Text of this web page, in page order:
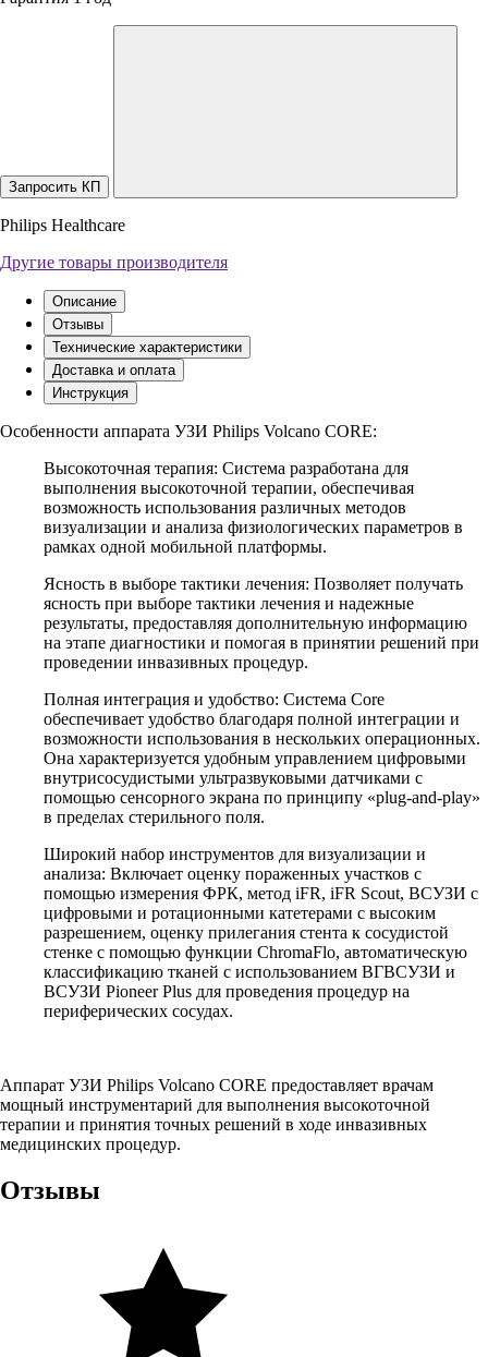
Запросить КП
Philips Healthcare
Другие товары производителя
Описание
Отзывы
Технические характеристики
Доставка и оплата
Инструкция
Особенности аппарата УЗИ Philips Volcano CORE:
Высокоточная терапия: Система разработана для
выполнения высокоточной терапии, обеспечивая
возможность использования различных методов
визуализации и анализа физиологических параметров в
рамках одной мобильной платформы.
Ясность в выборе тактики лечения: Позволяет получать
ясность при выборе тактики лечения и надежные
результаты, предоставляя дополнительную информацию
на этапе диагностики и помогая в принятии решений при
проведении инвазивных процедур.
Полная интеграция и удобство: Система Core
обеспечивает удобство благодаря полной интеграции и
возможности использования в нескольких операционных.
Она характеризуется удобным управлением цифровыми
внутрисосудистыми ультразвуковыми датчиками с
помощью сенсорного экрана по принципу «plug-and-play»
в пределах стерильного поля.
Широкий набор инструментов для визуализации и
анализа: Включает оценку пораженных участков с
помощью измерения ФРК, метод iFR, iFR Scout, ВСУЗИ с
цифровыми и ротационными катетерами с высоким
разрешением, оценку прилегания стента к сосудистой
стенке с помощью функции ChromaFlo, автоматическую
классификацию тканей с использованием ВГВСУЗИ и
ВСУЗИ Pioneer Plus для проведения процедур на
периферических сосудах.
Аппарат УЗИ Philips Volcano CORE предоставляет врачам
мощный инструментарий для выполнения высокоточной
терапии и принятия точных решений в ходе инвазивных
медицинских процедур.
Отзывы